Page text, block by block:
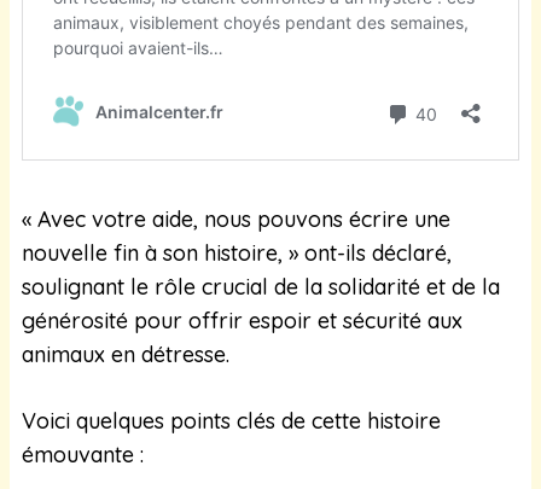
« Avec votre aide, nous pouvons écrire une
nouvelle fin à son histoire, » ont-ils déclaré,
soulignant le rôle crucial de la solidarité et de la
générosité pour offrir espoir et sécurité aux
animaux en détresse.
Voici quelques points clés de cette histoire
émouvante :